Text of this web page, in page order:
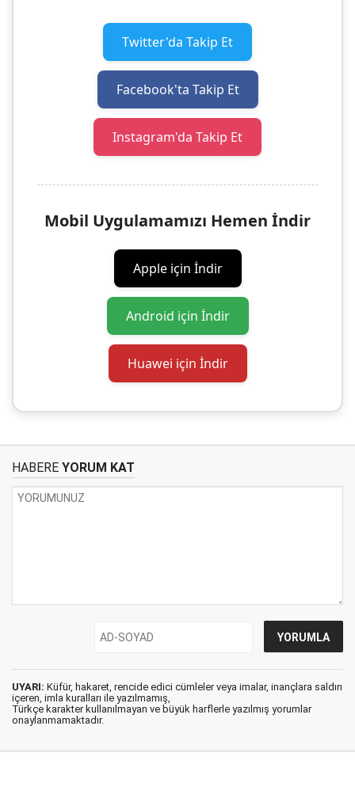
Twitter'da Takip Et
Facebook'ta Takip Et
Instagram'da Takip Et
Mobil Uygulamamızı Hemen İndir
Apple için İndir
Android için İndir
Huawei için İndir
HABERE YORUM KAT
UYARI: Küfür, hakaret, rencide edici cümleler veya imalar, inançlara saldırı
içeren, imla kuralları ile yazılmamış,
Türkçe karakter kullanılmayan ve büyük harflerle yazılmış yorumlar
onaylanmamaktadır.